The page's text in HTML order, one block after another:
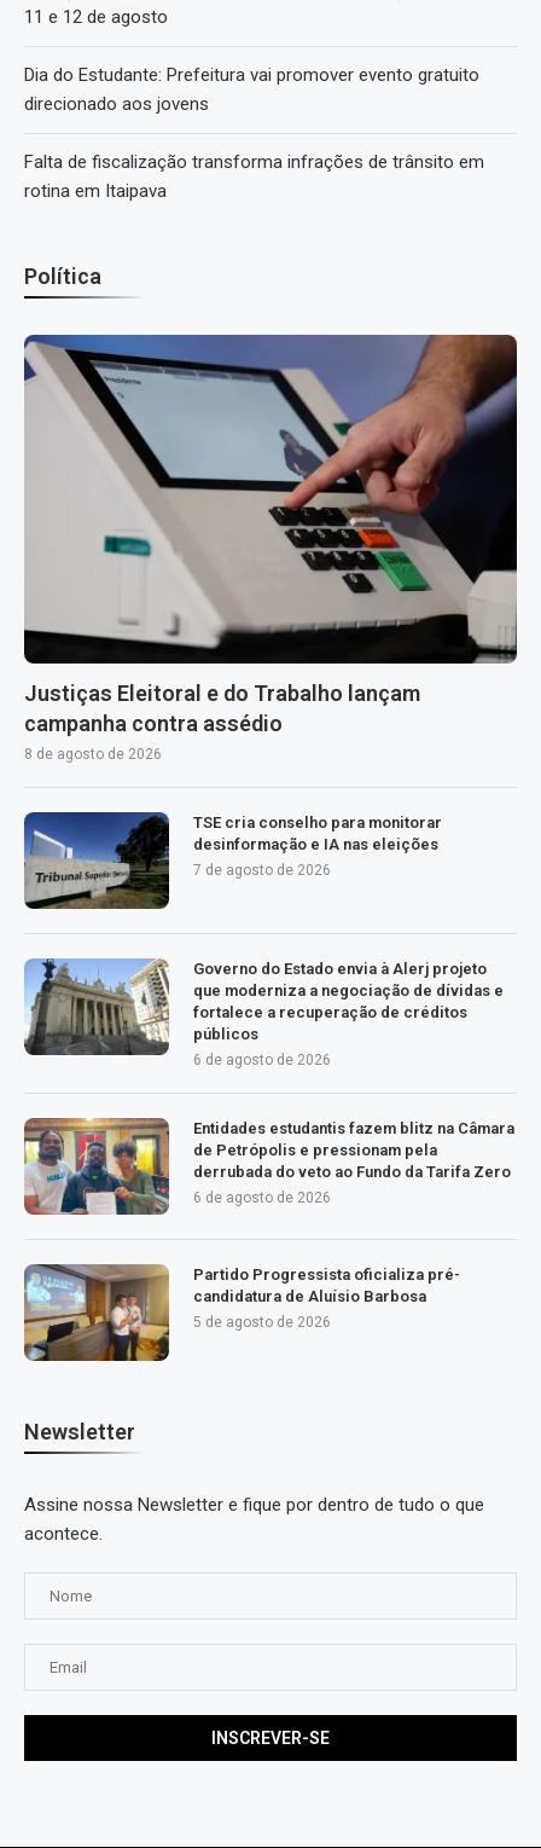
11 e 12 de agosto
Dia do Estudante: Prefeitura vai promover evento gratuito
direcionado aos jovens
Falta de fiscalização transforma infrações de trânsito em
rotina em Itaipava
Política
Justiças Eleitoral e do Trabalho lançam
campanha contra assédio
8 de agosto de 2026
TSE cria conselho para monitorar
desinformação e IA nas eleições
7 de agosto de 2026
Governo do Estado envia à Alerj projeto
que moderniza a negociação de dívidas e
fortalece a recuperação de créditos
públicos
6 de agosto de 2026
Entidades estudantis fazem blitz na Câmara
de Petrópolis e pressionam pela
derrubada do veto ao Fundo da Tarifa Zero
6 de agosto de 2026
Partido Progressista oficializa pré-
candidatura de Aluísio Barbosa
5 de agosto de 2026
Newsletter
Assine nossa Newsletter e fique por dentro de tudo o que
acontece.